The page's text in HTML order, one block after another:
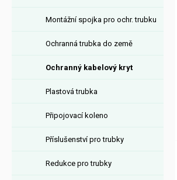
Montážní spojka pro ochr. trubku
Ochranná trubka do země
Ochranný kabelový kryt
Plastová trubka
Připojovací koleno
Příslušenství pro trubky
Redukce pro trubky